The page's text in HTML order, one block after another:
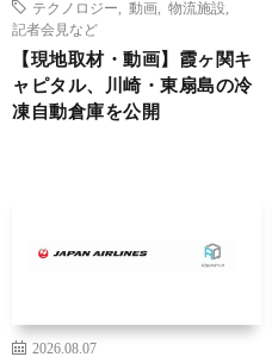
テクノロジー
動画 物流施設
記者会見など
【現地取材・動画】霞ヶ関キ
ャピタル、川崎・東扇島の冷
凍自動倉庫を公開
2026.08.07